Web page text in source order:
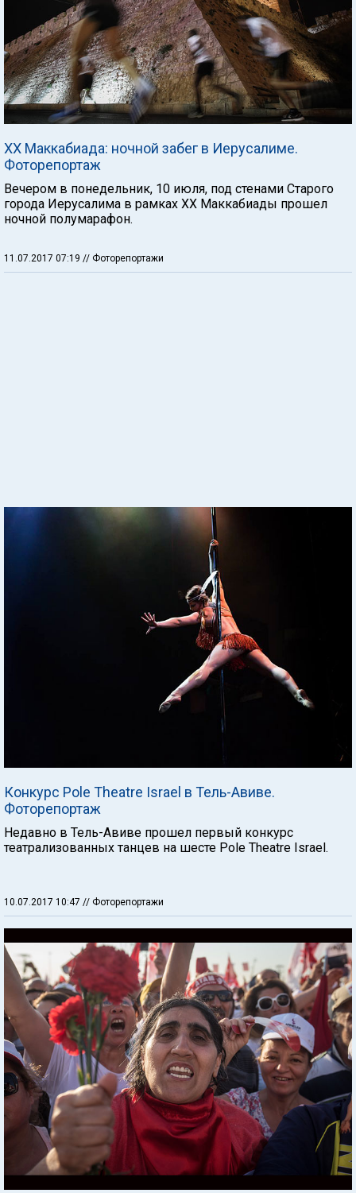
ХХ Маккабиада: ночной забег в Иерусалиме.
Фоторепортаж
Вечером в понедельник, 10 июля, под стенами Старого
города Иерусалима в рамках ХХ Маккабиады прошел
ночной полумарафон.
11.07.2017 07:19 // Фоторепортажи
Конкурс Pole Theatre Israel в Тель-Авиве.
Фоторепортаж
Недавно в Тель-Авиве прошел первый конкурс
театрализованных танцев на шесте Pole Theatre Israel.
10.07.2017 10:47 // Фоторепортажи